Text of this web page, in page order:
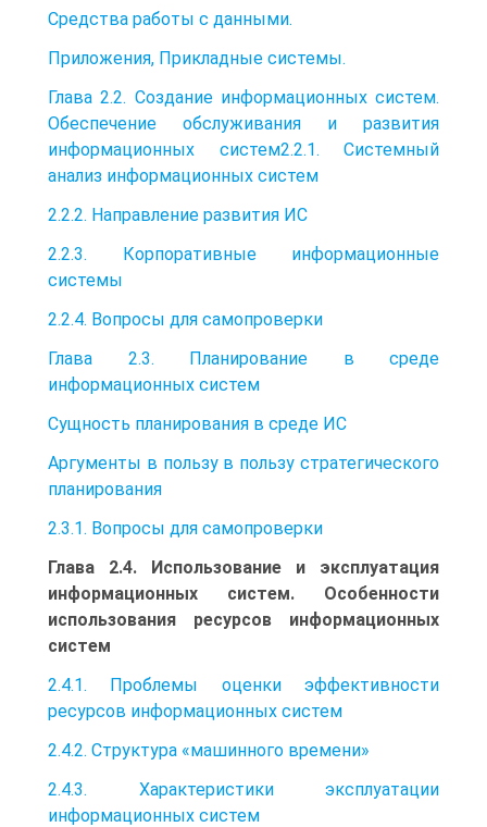
Средства работы с данными.
Приложения, Прикладные системы.
Глава 2.2. Создание информационных систем.
Обеспечение обслуживания и развития
информационных систем2.2.1. Системный
анализ информационных систем
2.2.2. Направление развития ИС
2.2.3. Корпоративные информационные
системы
2.2.4. Вопросы для самопроверки
Глава 2.3. Планирование в среде
информационных систем
Сущность планирования в среде ИС
Аргументы в пользу в пользу стратегического
планирования
2.3.1. Вопросы для самопроверки
Глава 2.4. Использование и эксплуатация
информационных систем. Особенности
использования ресурсов информационных
систем
2.4.1. Проблемы оценки эффективности
ресурсов информационных систем
2.4.2. Структура «машинного времени»
2.4.3. Характеристики эксплуатации
информационных систем